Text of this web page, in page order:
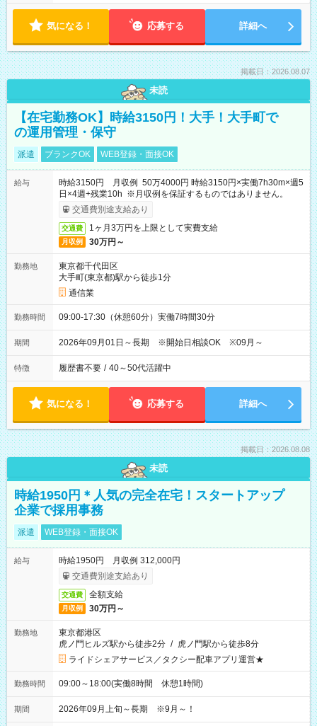
気になる！ 応募する 詳細へ
掲載日：2026.08.07
未読
【在宅勤務OK】時給3150円！大手！大手町で
の運用管理・保守
派遣 ブランクOK WEB登録・面接OK
給与
時給3150円 月収例 50万4000円 時給3150円×実働7h30m×週5
日×4週+残業10h ※月収例を保証するものではありません。
交通費別途支給あり
交通費 1ヶ月3万円を上限として実費支給
月収例 30万円～
勤務地
東京都千代田区
大手町(東京都)駅から徒歩1分
通信業
勤務時間 09:00-17:30（休憩60分）実働7時間30分
期間 2026年09月01日～長期 ※開始日相談OK ※09月～
特徴 履歴書不要 / 40～50代活躍中
気になる！ 応募する 詳細へ
掲載日：2026.08.08
未読
時給1950円＊人気の完全在宅！スタートアップ
企業で採用事務
派遣 WEB登録・面接OK
給与
時給1950円 月収例 312,000円
交通費別途支給あり
交通費 全額支給
月収例 30万円～
勤務地
東京都港区
虎ノ門ヒルズ駅から徒歩2分 / 虎ノ門駅から徒歩8分
ライドシェアサービス／タクシー配車アプリ運営★
勤務時間 09:00～18:00(実働8時間 休憩1時間)
期間 2026年09月上旬～長期 ※9月～！